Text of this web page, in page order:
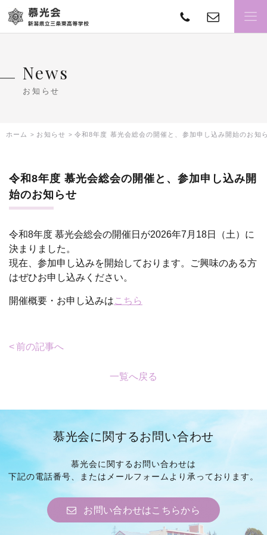
慕光会
News
お知らせ
ホーム お知らせ 令和8年度 慕光会総会の開催と、参加申し込み開始のお知
令和8年度 慕光会総会の開催と、参加申し込み開
始のお知らせ
令和8年度 慕光会総会の開催日が2026年7月18日（土）に
決まりました。
現在、参加申し込みを開始しております。ご興味のある方
はぜひお申し込みください。
開催概要・お申し込みはこちら
前の記事へ
一覧へ戻る
慕光会に関するお問い合わせ
慕光会に関するお問い合わせは
下記の電話番号、
またはメールフォームより 承っております。
お問い合わせはこちらから